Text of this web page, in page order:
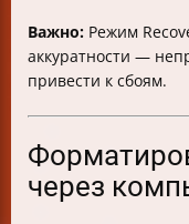
Важно: Режим
аккуратности —
привести к сбоям.
через